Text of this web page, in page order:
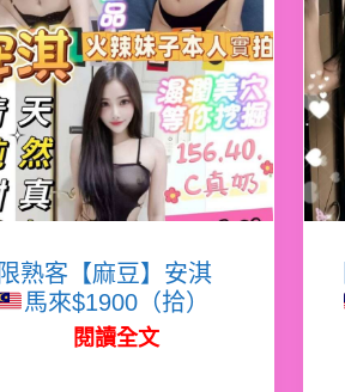
限熟客【麻豆】安淇
馬來$1900（拾）
閱讀全文